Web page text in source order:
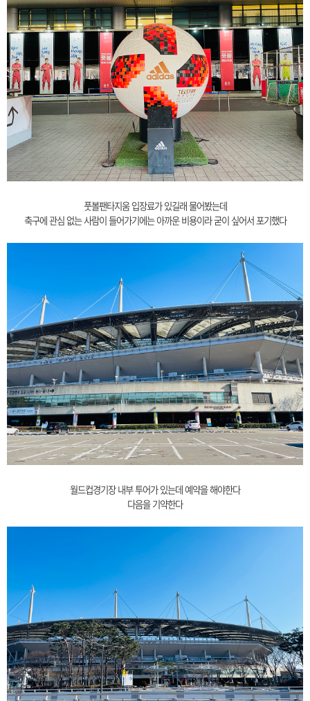
풋볼팬타지움 입장료가 있길래 물어봤는데
축구에 관심 없는 사람이 들어가기에는 아까운 비용이라 굳이 싶어서 포기했다
월드컵경기장 내부 투어가 있는데 예약을 해야한다
다음을 기약한다